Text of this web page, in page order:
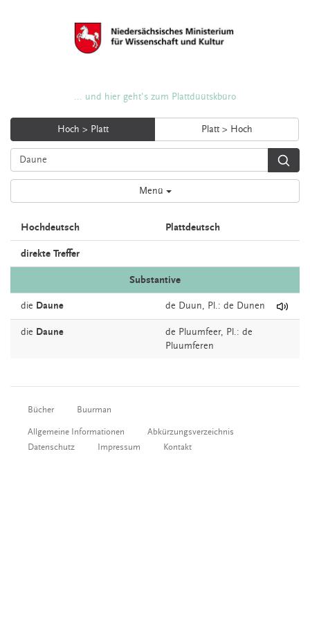
... und hier geht's zum Plattdüütskbüro
Hoch > Platt Platt > Hoch
Menü
Hochdeutsch Plattdeutsch
direkte Treffer
Substantive
die Daune de Duun, Pl.: de Dunen
die Daune de Pluumfeer, Pl.: de
Pluumferen
Bücher Buurman
Allgemeine Informationen
Abkürzungsverzeichnis
Datenschutz
Impressum Kontakt